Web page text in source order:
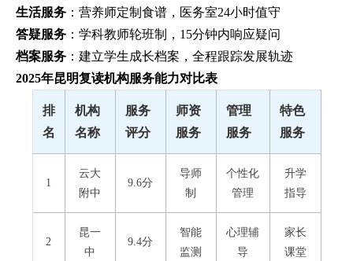
生活服务 ：营养师定制食谱，医务室24小时值守
答疑服务 ：学科教师轮班制，15分钟内响应疑问
档案服务 ：建立学生成长档案，全程跟踪发展轨迹
2025年昆明复读机构服务能力对比表
排
名
机构
名称
服务
评分
师资
服务
管理
服务
特色
服务
1
云大
附中
9.6分
导师
制
个性化
管理
升学
指导
2
昆一
中
9.4分
智能
监测
心理辅
导
家长
课堂